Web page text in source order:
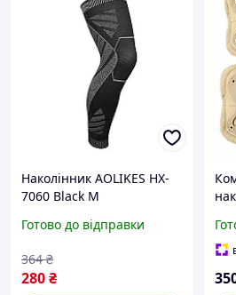
Наколінник AOLIKES HX-
7060 Black M
спортивні захисні
шт.
Готово до відправки
280₴
364 ₴